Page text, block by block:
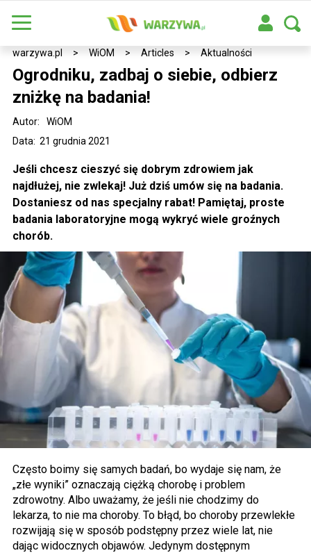
warzywa.pl > WiOM > Articles > Aktualności
Ogrodniku, zadbaj o siebie, odbierz
zniżkę na badania!
Data: 21 grudnia 2021
Autor: WiOM
Jeśli chcesz cieszyć się dobrym zdrowiem jak
najdłużej, nie zwlekaj! Już dziś umów się na badania.
Dostaniesz od nas specjalny rabat! Pamiętaj, proste
badania laboratoryjne mogą wykryć wiele groźnych
chorób.
Często boimy się samych badań, bo wydaje się nam, że
„złe wyniki” oznaczają ciężką chorobę i problem
zdrowotny. Albo uważamy, że jeśli nie chodzimy do
lekarza, to nie ma choroby. To błąd, bo choroby przewlekłe
rozwijają się w sposób podstępny przez wiele lat, nie
dając widocznych objawów. Jedynym dostępnym